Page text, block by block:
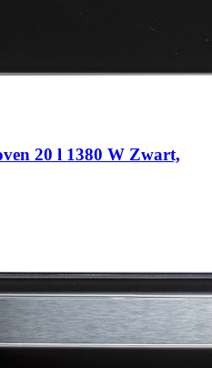
20 l 1380 W Zwart,